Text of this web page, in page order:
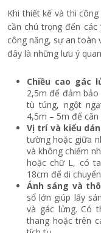
Khi thiết kế và thi
cần chú trọng đến
công năng, sự an toàn
đây là những lưu ý
Chiều cao gác
2,5m để đảm
tù túng, ngột
4,5m – 5m để
Vị trí và kiểu
tường hoặc giữa
và không chiếm
hoặc chữ L, có
18cm để di
Ánh sáng và
sổ lớn giúp lấy
và gác lửng. Có
thang hoặc trên